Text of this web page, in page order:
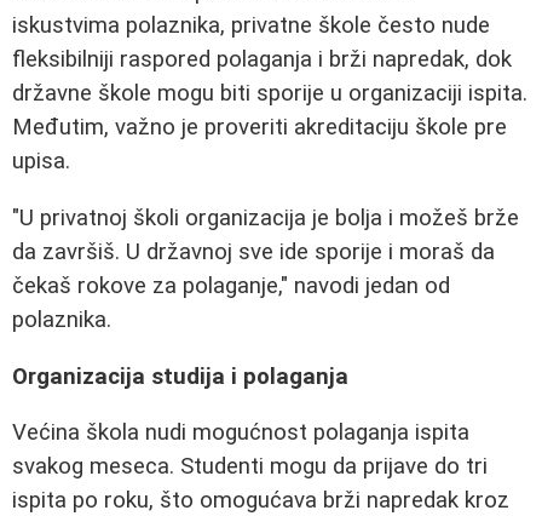
iskustvima polaznika, privatne škole često nude
fleksibilniji raspored polaganja i brži napredak, dok
državne škole mogu biti sporije u organizaciji ispita.
Međutim, važno je proveriti akreditaciju škole pre
upisa.
"U privatnoj školi organizacija je bolja i možeš brže
da završiš. U državnoj sve ide sporije i moraš da
čekaš rokove za polaganje," navodi jedan od
polaznika.
Organizacija studija i polaganja
Većina škola nudi mogućnost polaganja ispita
svakog meseca. Studenti mogu da prijave do tri
ispita po roku, što omogućava brži napredak kroz